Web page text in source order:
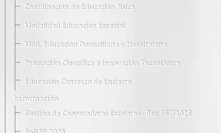
Coordinación de Educación Física
Modalidad Educación Especial
Mod. Educación Domiciliaria y Hospitalaria
Promoción Científica e Innovación Tecnológica
Educación Contexto de Encierro
Información
Gestión de Cooperadoras Escolares · Res. 167/2026